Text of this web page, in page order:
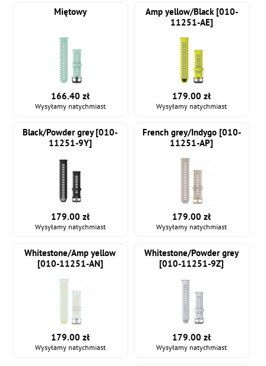
Miętowy
166.40 zł
Wysyłamy natychmiast
Amp yellow/Black [010-
11251-AE]
179.00 zł
Wysyłamy natychmiast
Black/Powder grey [010-
11251-9Y]
179.00 zł
Wysyłamy natychmiast
French grey/Indygo [010-
11251-AP]
179.00 zł
Wysyłamy natychmiast
Whitestone/Amp yellow
[010-11251-AN]
179.00 zł
Wysyłamy natychmiast
Whitestone/Powder grey
[010-11251-9Z]
179.00 zł
Wysyłamy natychmiast